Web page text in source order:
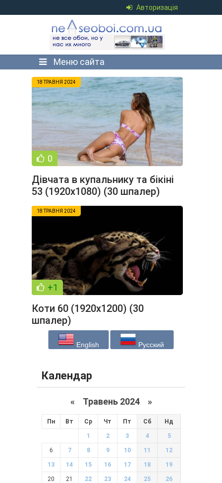
Авторизація
Меню сайта
18 ТРАВНЯ 2024
0
Дівчата в купальнику та бікіні
53 (1920x1080) (30 шпалер)
18 ТРАВНЯ 2024
+1
Коти 60 (1920x1200) (30
шпалер)
English Русский
Календар
« Травень 2024 »
Пн Вт Ср Чт Пт Сб Нд
1 2 3 4 5
6 7 8 9 10 11 12
13 14 15 16 17 18 19
20 21 22 23 24 25 26